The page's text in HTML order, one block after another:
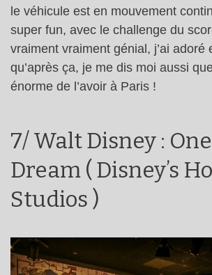
le véhicule est en mouvement
super fun, avec le challenge du
vraiment vraiment génial, j’ai adoré
qu’après ça, je me dis moi aussi
énorme de l’avoir à Paris !
7/ Walt Disney : One
Dream ( Disney’s
Studios )